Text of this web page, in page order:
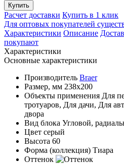
Купить
Расчет доставки Купить в 1 клик
Для оптовых покупателей
Характеристики Описание
покупают
Характеристики
Основные характеристики
Производитель Braer
Размер, мм 238x200
Объекты применения Для
тротуаров, Для дачи, Для
двора
Вид блока Угловой,
Цвет серый
Высота 60
Форма (коллекция) Тиара
Оттенок